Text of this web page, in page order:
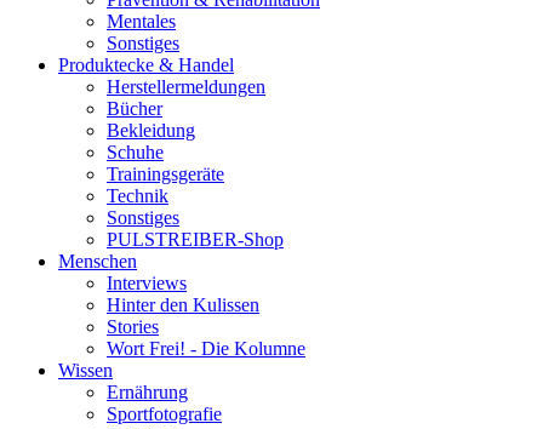
Mentales
Sonstiges
Produktecke & Handel
Herstellermeldungen
Bücher
Bekleidung
Schuhe
Trainingsgeräte
Technik
Sonstiges
PULSTREIBER-Shop
Menschen
Interviews
Hinter den Kulissen
Stories
Wort Frei! - Die Kolumne
Wissen
Ernährung
Sportfotografie